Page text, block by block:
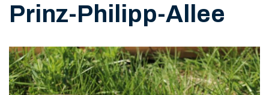
Prinz-Philipp-Allee